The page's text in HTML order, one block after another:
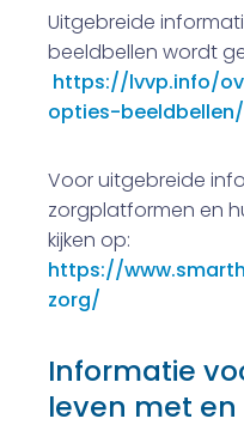
Uitgebreide
beeldbellen wordt
https://lvvp.info/
opties-beeldbellen/
Voor uitgebreide
zorgplatformen en
kijken op:
https://
zorg/
Informatie
leven met